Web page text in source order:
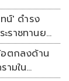
น์' ดำรง
ราชทานยศ
ตกลงด้าน
ามใน